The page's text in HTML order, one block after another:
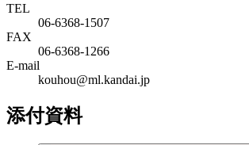
TEL
06-6368-1507
FAX
06-6368-1266
E-mail
kouhou@ml.kandai.jp
添付資料